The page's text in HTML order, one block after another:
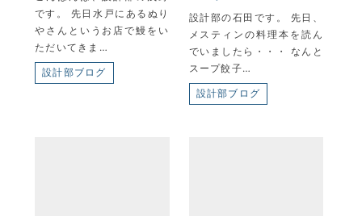
です。 先日水戸にあるぬり
やさんというお店で鰻をい
ただいてきま…
設計部ブログ
設計部の石田です。 先日、
メスティンの料理本を読ん
でいましたら・・・ なんと
スープ餃子…
設計部ブログ